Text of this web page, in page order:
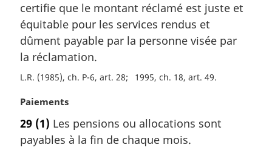
g
i
n
a
e
certifie que le montant réclamé est juste et
équitable pour les services rendus et
dûment payable par la personne visée par
la réclamation.
L.R. (1985), ch. P-6, art. 28 1995, ch. 18, art. 49
N
t
e
Paiements
29 (1) Les pensions ou allocations sont
payables à la fin de chaque mois.